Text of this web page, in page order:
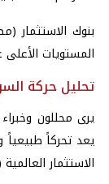
بنوك الاستثمار
المستويات الأعلى عند 52.10 جنيه للشراء | 52.20
تحليل حركة
يعد تحركاً
الاستثمار العالمية (بين 47 و54 جنيهاً)، مستندين